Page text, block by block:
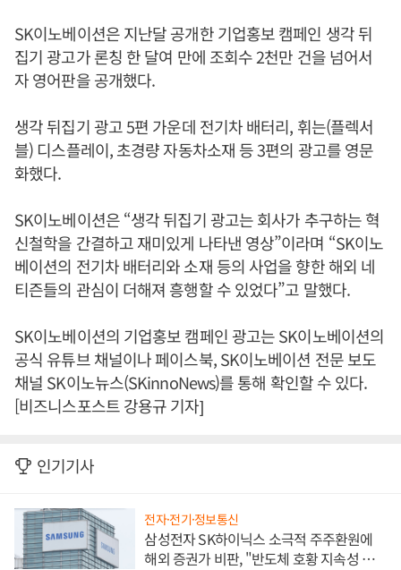
SK이노베이션은 지난달 공개한 기업홍보 캠페인 생각 뒤
집기 광고가 론칭 한 달여 만에 조회수 2천만 건을 넘어서
자 영어판을 공개했다.
생각 뒤집기 광고 5편 가운데 전기차 배터리, 휘는(플렉서
블) 디스플레이, 초경량 자동차소재 등 3편의 광고를 영문
화했다.
SK이노베이션은 “생각 뒤집기 광고는 회사가 추구하는 혁
신철학을 간결하고 재미있게 나타낸 영상”이라며 “SK이노
베이션의 전기차 배터리와 소재 등의 사업을 향한 해외 네
티즌들의 관심이 더해져 흥행할 수 있었다”고 말했다.
SK이노베이션의 기업홍보 캠페인 광고는 SK이노베이션의
공식 유튜브 채널이나 페이스북, SK이노베이션 전문 보도
채널 SK이노뉴스(SKinnoNews)를 통해 확인할 수 있다.
[비즈니스포스트 강용규 기자]
인기기사
전자·전기·정보통신
삼성전자 SK하이닉스 소극적 주주환원에
해외 증권가 비판, "반도체 호황 지속성 의